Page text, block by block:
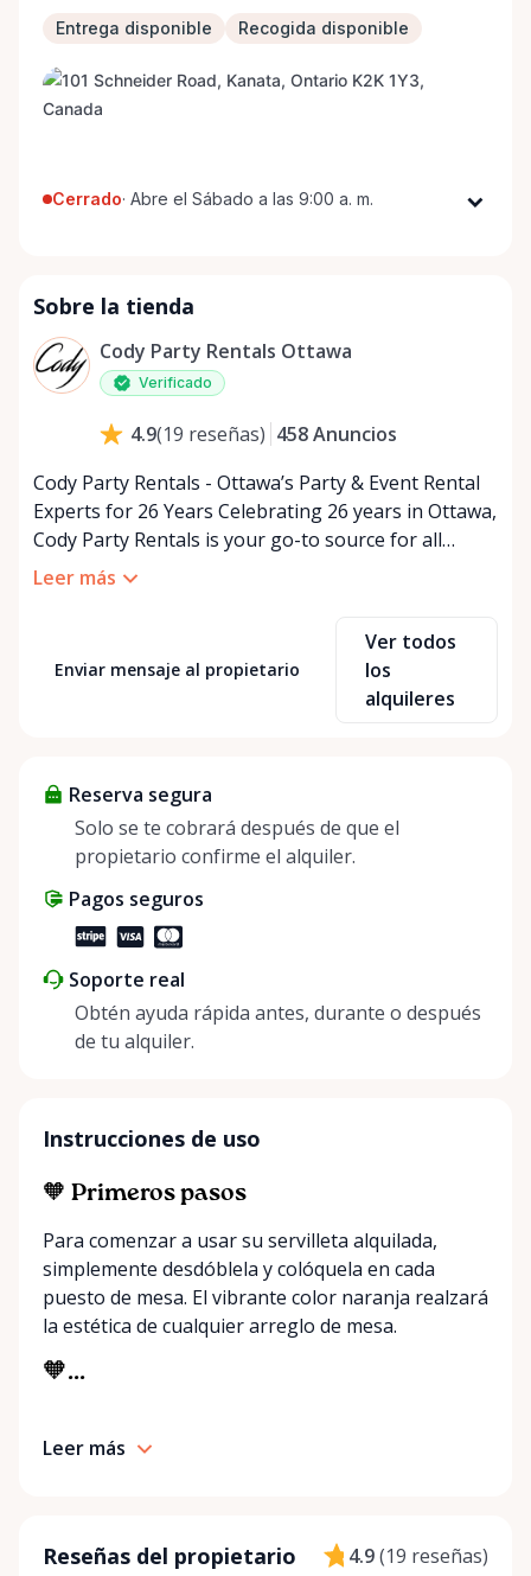
Entrega disponible Recogida disponible
Cerrado· Abre el Sábado a las 9:00 a. m.
Miércoles
Jueves
9:00 a. m. - 5:00 p. m.
Viernes
Domingo
Sobre la tienda
Cody Party Rentals Ottawa
Verificado
4.9(19 reseñas) 458Anuncios
Cody Party Rentals - Ottawa’s Party & Event Rental
Experts for 26 Years Celebrating 26 years in Ottawa,
Cody Party Rentals is your go-to source for all
things party and event rentals. We’re proud to be a
At Cody Party Rentals, we believe in the power of
sharing—giving others the chance to rent out their
items and experience the benefits of renting. It’s
positive impact on the environment. By choosing to
share instead of buy, we’re all doing our part to
make things easier on Mother Nature.
Leer más
Enviar mensaje al propietario
Ver todos
los
alquileres
Reserva segura
Solo se te cobrará después de que el
propietario confirme el alquiler.
Pagos seguros
Soporte real
Obtén ayuda rápida antes, durante o después
de tu alquiler.
Instrucciones de uso
🧡 Primeros pasos
Para comenzar a usar su servilleta alquilada,
simplemente desdóblela y colóquela en cada
puesto de mesa. El vibrante color naranja realzará
la estética de cualquier arreglo de mesa.
🧡...
Leer más
Reseñas del propietario 4.9(19 reseñas)